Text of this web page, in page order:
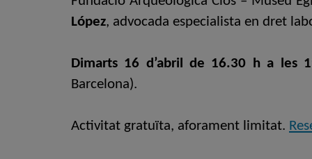
López, advocada especialista en dret
Dimarts 16 d’abril de 16.30 h a les
Barcelona).
Activitat gratuïta, aforament limitat.